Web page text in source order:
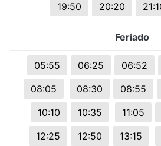
19:50
20:20
Feriado
05:55 06:25 06:52
08:05
08:30 08:55
10:10
10:35 11:05
12:25
12:50 13:15